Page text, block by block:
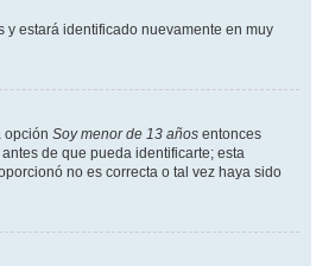
y estará identificado nuevamente en muy
opción Soy menor de 13 años entonces
de que pueda identificarte; esta
no es correcta o tal vez haya sido